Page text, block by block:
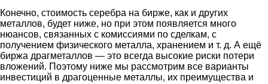
Конечно, стоимость серебра на бирже, как и других
металлов, будет ниже, но при этом появляется много
нюансов, связанных с комиссиями по сделкам, с
получением физического металла, хранением и т. д. А ещё
биржа драгметаллов — это всегда высокие риски потери
вложений. Поэтому ниже мы рассмотрим все варианты
инвестиций в драгоценные металлы, их преимущества и